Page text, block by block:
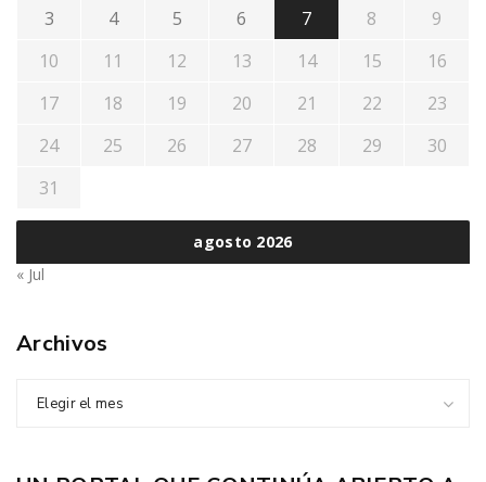
agosto 2026
3
4 5 6 7 8
9
10
11 12 13 14 15
16
17
18 19 20 21 22
23
24
25 26 27 28 29
30
31
« Jul
Archivos
Elegir el mes